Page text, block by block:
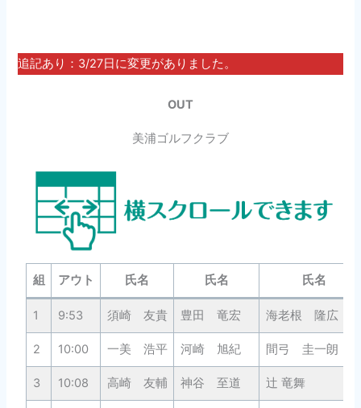
追記あり：3/27日に変更がありました。
OUT
美浦ゴルフクラブ
組 アウト 氏名 氏名 氏名
1 9:53 須崎 友貴 豊田 竜宏 海老根 隆広
2 10:00 一美 浩平 河崎 旭紀 間弓 圭一
3 10:08 高崎 友輔 神谷 至道 辻 竜舞